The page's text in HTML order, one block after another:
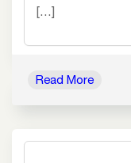
[…]
Read More